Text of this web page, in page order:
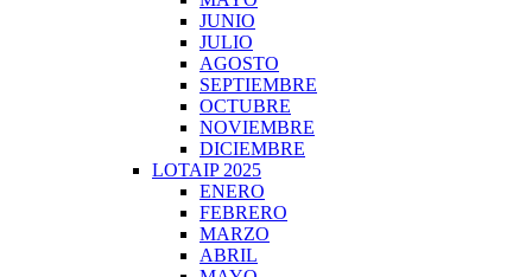
JUNIO
JULIO
AGOSTO
SEPTIEMBRE
OCTUBRE
NOVIEMBRE
DICIEMBRE
LOTAIP 2025
ENERO
FEBRERO
MARZO
ABRIL